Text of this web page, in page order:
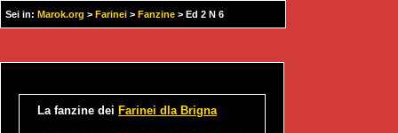
Sei in: Marok.org > Farinei > Fanzine > Ed 2 N 6
La fanzine dei Farinei dla Brigna